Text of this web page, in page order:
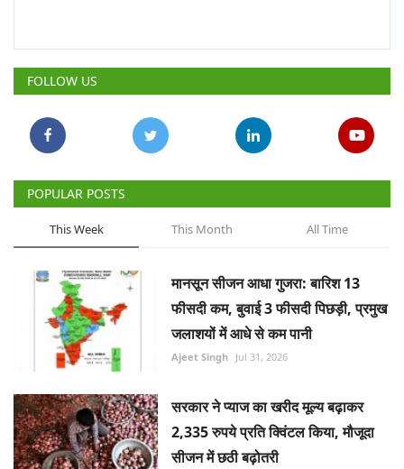
FOLLOW US
POPULAR POSTS
This Week This Month All Time
मानसून सीजन आधा गुजरा: बारिश 13
फीसदी कम, बुवाई 3 फीसदी पिछड़ी, प्रमुख
जलाशयों में आधे से कम पानी
Ajeet Singh Jul 31, 2026
सरकार ने प्याज का खरीद मूल्य बढ़ाकर
2,335 रुपये प्रति क्विंटल किया, मौजूदा
सीजन में छठी बढ़ोतरी